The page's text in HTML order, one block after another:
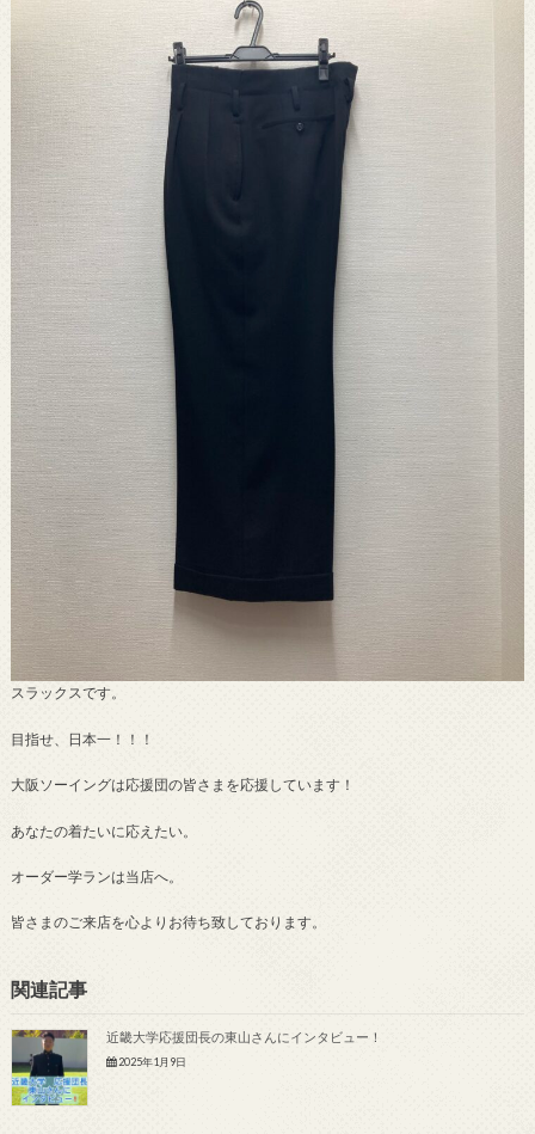
スラックスです。
目指せ、日本一！！！
大阪ソーイングは応援団の皆さまを応援しています！
あなたの着たいに応えたい。
オーダー学ランは当店へ。
皆さまのご来店を心よりお待ち致しております。
関連記事
近畿大学応援団長の東山さんにインタビュー！
2025年1月9日